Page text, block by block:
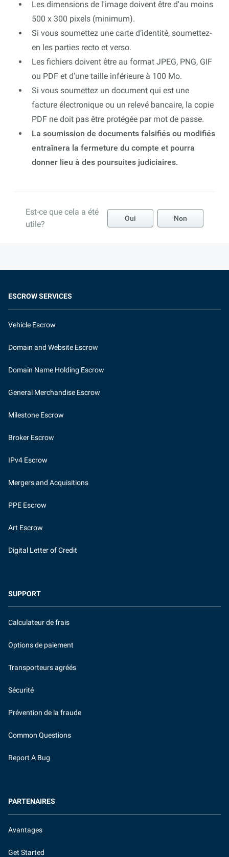
Les dimensions de l'image doivent être d'au moins
500 x 300 pixels (minimum).
Si vous soumettez une carte d’identité, soumettez-
en les parties recto et verso.
Les fichiers doivent être au format JPEG, PNG, GIF
ou PDF et d'une taille inférieure à 100 Mo.
Si vous soumettez un document qui est une
facture électronique ou un relevé bancaire, la copie
PDF ne doit pas être protégée par mot de passe.
La soumission de documents falsifiés ou modifiés
entraînera la fermeture du compte et pourra
donner lieu à des poursuites judiciaires.
Est-ce que cela a été
utile?
Oui Non
ESCROW SERVICES
Vehicle Escrow
Domain and Website Escrow
Domain Name Holding Escrow
General Merchandise Escrow
Milestone Escrow
Broker Escrow
IPv4 Escrow
Mergers and Acquisitions
PPE Escrow
Art Escrow
Digital Letter of Credit
SUPPORT
Calculateur de frais
Options de paiement
Transporteurs agréés
Sécurité
Prévention de la fraude
Common Questions
Report A Bug
PARTENAIRES
Avantages
Get Started